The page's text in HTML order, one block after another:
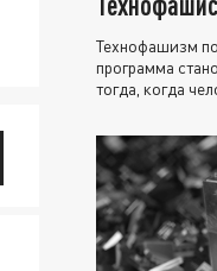
Технофашизм
программа
тогда, когда